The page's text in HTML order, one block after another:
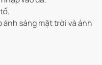
ánh sáng mặt trời và ánh